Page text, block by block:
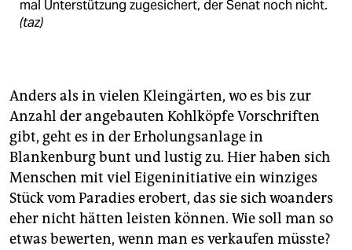
mal Unterstützung zugesichert, der Senat noch nicht.
(taz)
Anders als in vielen Kleingärten, wo es bis zur
Anzahl der angebauten Kohlköpfe Vorschriften
gibt, geht es in der Erholungsanlage in
Blankenburg bunt und lustig zu. Hier haben sich
Menschen mit viel Eigeninitiative ein winziges
Stück vom Paradies erobert, das sie sich woanders
eher nicht hätten leisten können. Wie soll man so
etwas bewerten, wenn man es verkaufen müsste?